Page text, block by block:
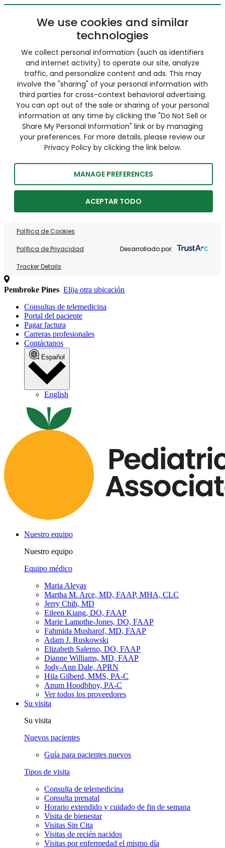
We use cookies and similar
technologies
We collect personal information (such as identifiers
and internet activity) to operate our site, analyze
traffic, and personalize content and ads. This may
involve the "sharing" of your personal information with
third parties for cross-context behavioral advertising.
You can opt out of the sale or sharing of your personal
information at any time by clicking the "Do Not Sell or
Share My Personal Information" link or by managing
your preferences. For more details, please review our
Privacy Policy by clicking the link below.
MANAGE PREFERENCES
ACEPTAR TODO
Política de Cookies
Política de Privacidad
Tracker Details
Desarrollado por:
Pembroke Pines Elija otra ubicación
Consultas de telemedicina
Portal del paciente
Pagar factura
Carreras profesionales
Contáctanos
Español
English
Nuestro equipo
Nuestro equipo
Equipo médico
Maria Aleyas
Martha M. Arce, MD, FAAP, MHA, CLC
Jerry Chih, MD
Eileen Kiang, DO, FAAP
Marie Lamothe-Jones, DO, FAAP
Fahmida Musharof, MD, FAAP
Adam J. Ruskowski
Elizabeth Salerno, DO, FAAP
Dianne Williams, MD, FAAP
Jody-Ann Dale, APRN
Hila Gilberd, MMS, PA-C
Anum Hoodbhoy, PA-C
Ver todos los proveedores
Su visita
Su visita
Nuevos pacientes
Guía para pacientes nuevos
Tipos de visita
Consulta de telemedicina
Consulta prenatal
Horario extendido y cuidado de fin de semana
Visita de bienestar
Visitas Sin Cita
Visitas de recién nacidos
Visitas por enfermedad el mismo día